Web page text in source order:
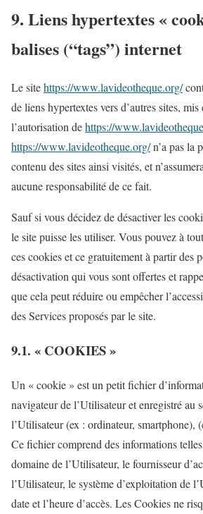
9. Liens hypertextes «
balises (“tags”) internet
Le sitehttps://www.lavideotheque.org/
de liens hypertextes vers d’autres sites, mis
l’autorisation dehttps://
https://www.lavideotheque.org/n’a pas la
contenu des sites ainsi visités, et
aucune responsabilité de ce fait.
Sauf si vous décidez de désactiver les
le site puisse les utiliser. Vous pouvez à
ces cookies et ce gratuitement à partir des
désactivation qui vous sont offertes et
que cela peut réduire ou empêcher
des Services proposés par le site.
9.1. « COOKIES »
Un « cookie » est un petit fichier
navigateur de l’Utilisateur et enregistré au
l’Utilisateur (ex : ordinateur, smartphone),
Ce fichier comprend des informations
domaine de l’Utilisateur, le fournisseur
l’Utilisateur, le système d’exploitation de
date et l’heure d’accès. Les Cookies ne